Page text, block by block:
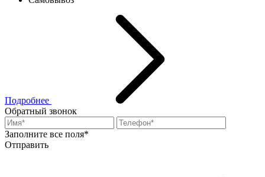
Подробнее
Обратный звонок
Заполните все поля*
Отправить